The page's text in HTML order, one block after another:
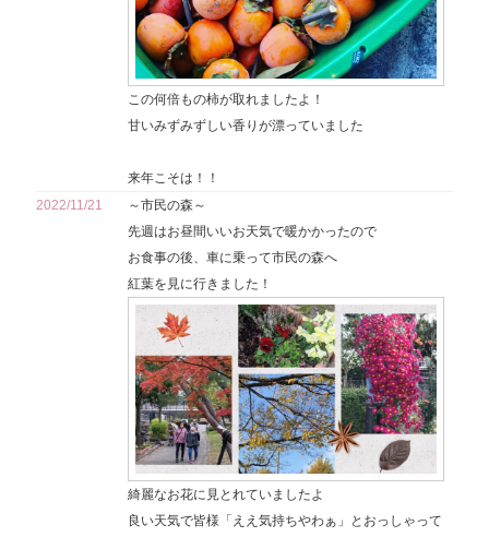
この何倍もの柿が取れましたよ！
甘いみずみずしい香りが漂っていました
来年こそは！！
2022/11/21
～市民の森～
先週はお昼間いいお天気で暖かかったので
お食事の後、車に乗って市民の森へ
紅葉を見に行きました！
綺麗なお花に見とれていましたよ
良い天気で皆様「ええ気持ちやわぁ」とおっしゃって